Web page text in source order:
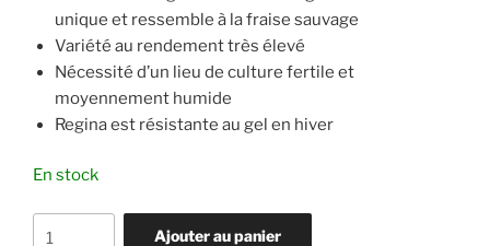
unique et ressemble à la fraise sauvage
Variété au rendement très élevé
Nécessité d’un lieu de culture fertile et
moyennement humide
Regina est résistante au gel en hiver
En stock
Ajouter au panier